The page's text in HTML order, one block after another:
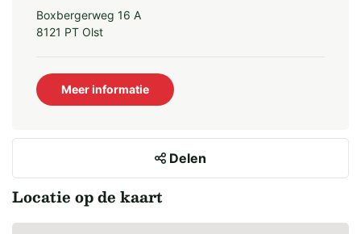
Boxbergerweg 16 A
8121 PT Olst
Meer informatie
Delen
Locatie op de kaart